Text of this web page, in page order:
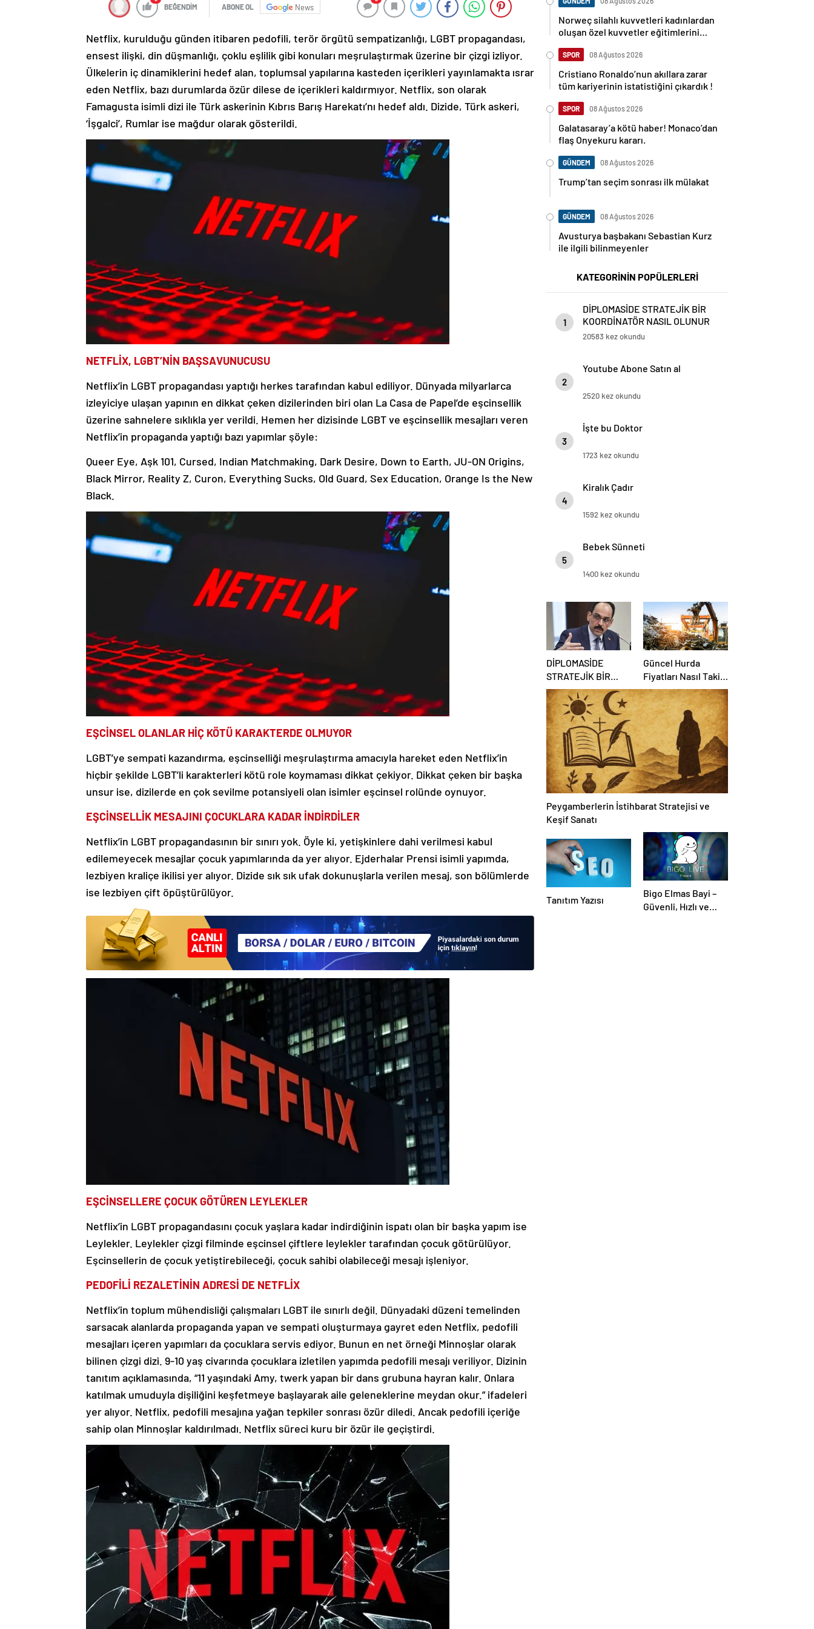
BEĞENDİM ABONE OL News
Netflix, kurulduğu günden itibaren pedofili, terör örgütü sempatizanlığı, LGBT propagandası,
ensest ilişki, din düşmanlığı, çoklu eşlilik gibi konuları meşrulaştırmak üzerine bir çizgi izliyor.
Ülkelerin iç dinamiklerini hedef alan, toplumsal yapılarına kasteden içerikleri yayınlamakta ısrar
eden Netflix, bazı durumlarda özür dilese de içerikleri kaldırmıyor. Netflix, son olarak
Famagusta isimli dizi ile Türk askerinin Kıbrıs Barış Harekatı’nı hedef aldı. Dizide, Türk askeri,
‘İşgalci’, Rumlar ise mağdur olarak gösterildi.
NETFLİX, LGBT’NİN BAŞSAVUNUCUSU
Netflix’in LGBT propagandası yaptığı herkes tarafından kabul ediliyor. Dünyada milyarlarca
izleyiciye ulaşan yapının en dikkat çeken dizilerinden biri olan La Casa de Papel’de eşcinsellik
üzerine sahnelere sıklıkla yer verildi. Hemen her dizisinde LGBT ve eşcinsellik mesajları veren
Netflix’in propaganda yaptığı bazı yapımlar şöyle:
Queer Eye, Aşk 101, Cursed, Indian Matchmaking, Dark Desire, Down to Earth, JU-ON Origins,
Black Mirror, Reality Z, Curon, Everything Sucks, Old Guard, Sex Education, Orange Is the New
Black.
EŞCİNSEL OLANLAR HİÇ KÖTÜ KARAKTERDE OLMUYOR
LGBT’ye sempati kazandırma, eşcinselliği meşrulaştırma amacıyla hareket eden Netflix’in
hiçbir şekilde LGBT’li karakterleri kötü role koymaması dikkat çekiyor. Dikkat çeken bir başka
unsur ise, dizilerde en çok sevilme potansiyeli olan isimler eşcinsel rolünde oynuyor.
EŞCİNSELLİK MESAJINI ÇOCUKLARA KADAR İNDİRDİLER
Netflix’in LGBT propagandasının bir sınırı yok. Öyle ki, yetişkinlere dahi verilmesi kabul
edilemeyecek mesajlar çocuk yapımlarında da yer alıyor. Ejderhalar Prensi isimli yapımda,
lezbiyen kraliçe ikilisi yer alıyor. Dizide sık sık ufak dokunuşlarla verilen mesaj, son bölümlerde
ise lezbiyen çift öpüştürülüyor.
EŞCİNSELLERE ÇOCUK GÖTÜREN LEYLEKLER
Netflix’in LGBT propagandasını çocuk yaşlara kadar indirdiğinin ispatı olan bir başka yapım ise
Leylekler. Leylekler çizgi filminde eşcinsel çiftlere leylekler tarafından çocuk götürülüyor.
Eşcinsellerin de çocuk yetiştirebileceği, çocuk sahibi olabileceği mesajı işleniyor.
PEDOFİLİ REZALETİNİN ADRESİ DE NETFLİX
Netflix’in toplum mühendisliği çalışmaları LGBT ile sınırlı değil. Dünyadaki düzeni temelinden
sarsacak alanlarda propaganda yapan ve sempati oluşturmaya gayret eden Netflix, pedofili
mesajları içeren yapımları da çocuklara servis ediyor. Bunun en net örneği Minnoşlar olarak
bilinen çizgi dizi. 9-10 yaş civarında çocuklara izletilen yapımda pedofili mesajı veriliyor. Dizinin
tanıtım açıklamasında, “11 yaşındaki Amy, twerk yapan bir dans grubuna hayran kalır. Onlara
katılmak umuduyla dişiliğini keşfetmeye başlayarak aile geleneklerine meydan okur.” ifadeleri
yer alıyor. Netflix, pedofili mesajına yağan tepkiler sonrası özür diledi. Ancak pedofili içeriğe
sahip olan Minnoşlar kaldırılmadı. Netflix süreci kuru bir özür ile geçiştirdi.
Norweç silahlı kuvvetleri kadınlardan
oluşan özel kuvvetler eğitimlerini
SPOR 08 Ağustos 2026
Cristiano Ronaldo’nun akıllara zarar
tüm kariyerinin istatistiğini çıkardık !
SPOR 08 Ağustos 2026
Galatasaray’a kötü haber! Monaco’dan
flaş Onyekuru kararı.
GÜNDEM 08 Ağustos 2026
Trump’tan seçim sonrası ilk mülakat
GÜNDEM 08 Ağustos 2026
Avusturya başbakanı Sebastian Kurz
ile ilgili bilinmeyenler
KATEGORİNİN POPÜLERLERİ
1
DİPLOMASİDE STRATEJİK BİR
KOORDİNATÖR NASIL OLUNUR
20583 kez okundu
2
Youtube Abone Satın al
2520 kez okundu
3
İşte bu Doktor
1723 kez okundu
4
Kiralık Çadır
1592 kez okundu
5
Bebek Sünneti
1400 kez okundu
DİPLOMASİDE
STRATEJİK BİR
KOORDİNATÖR
NASIL OLUNUR
Güncel Hurda
Fiyatları Nasıl Takip
Edilir?
Peygamberlerin İstihbarat Stratejisi ve
Keşif Sanatı
Tanıtım Yazısı
Bigo Elmas Bayi –
Güvenli, Hızlı ve